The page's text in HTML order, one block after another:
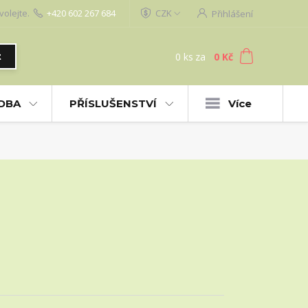
CZK Přihlášení
+420 602 267 684
0 ks za 0 Kč
PŘÍSLUŠENSTVÍ Více